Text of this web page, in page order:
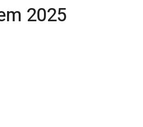
2025